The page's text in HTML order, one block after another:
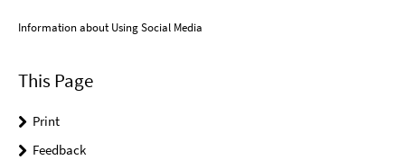
Information about Using Social Media
This Page
Print
Feedback